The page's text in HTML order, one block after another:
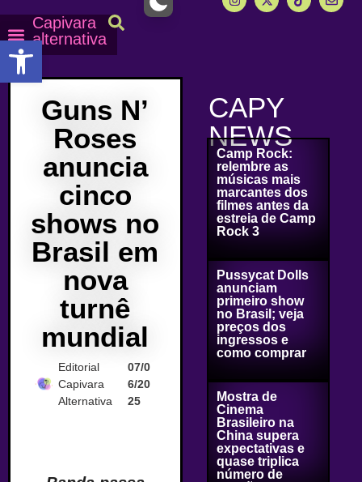
Capivara
alternativa
Guns N’
Roses
anuncia
cinco
shows no
Brasil em
nova
turnê
mundial
Editorial
Capivara
Alternativa
07/0
6/20
25
CAPY
NEWS
Camp Rock:
relembre as
músicas mais
marcantes dos
filmes antes da
estreia de Camp
Rock 3
Pussycat Dolls
anunciam
primeiro show
no Brasil; veja
preços dos
ingressos e
como comprar
Mostra de
Cinema
Brasileiro na
China supera
expectativas e
quase triplica
número de
Abrir a barra de ferramentas